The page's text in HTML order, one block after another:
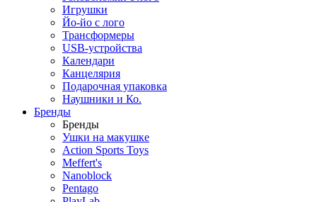
Игрушки
Йо-йо с лого
Трансформеры
USB-устройства
Календари
Канцелярия
Подарочная упаковка
Наушники и Ко.
Бренды
Бренды
Ушки на макушке
Action Sports Toys
Meffert's
Nanoblock
Pentago